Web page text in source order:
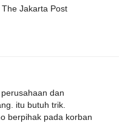
Jakarta Post
dan
itu butuh trik.
berpihak pada korban